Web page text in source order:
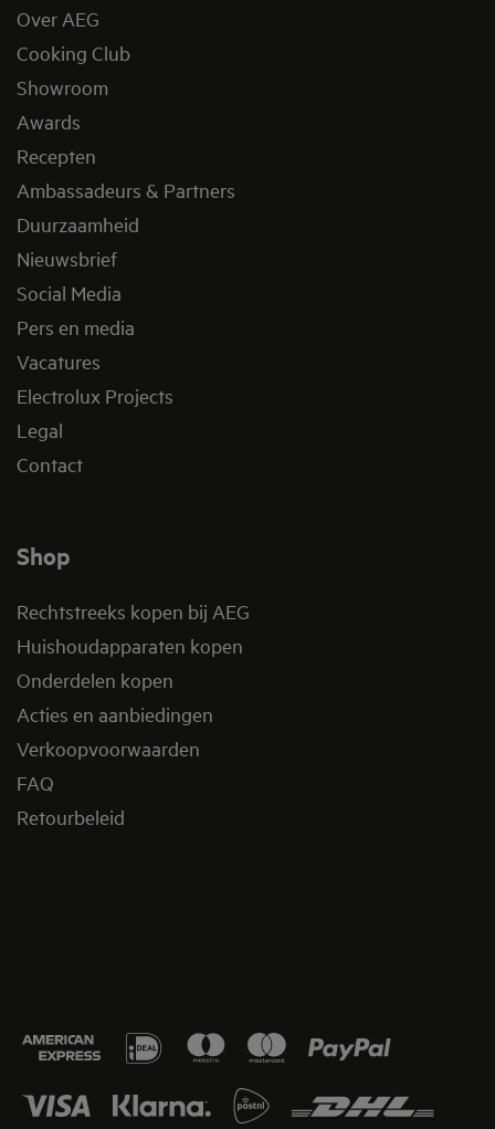
Over AEG
Cooking Club
Showroom
Awards
Recepten
Ambassadeurs & Partners
Duurzaamheid
Nieuwsbrief
Social Media
Pers en media
Vacatures
Electrolux Projects
Legal
Contact
Shop
Rechtstreeks kopen bij AEG
Huishoudapparaten kopen
Onderdelen kopen
Acties en aanbiedingen
Verkoopvoorwaarden
FAQ
Retourbeleid